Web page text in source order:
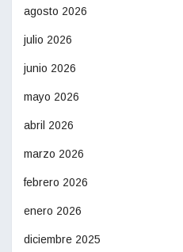
agosto 2026
julio 2026
junio 2026
mayo 2026
abril 2026
marzo 2026
febrero 2026
enero 2026
diciembre 2025